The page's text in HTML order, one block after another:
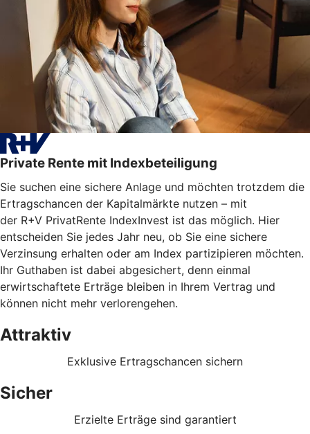
Private Rente mit Indexbeteiligung
Sie suchen eine sichere Anlage und möchten trotzdem die
Ertragschancen der Kapitalmärkte nutzen – mit
der R+V PrivatRente IndexInvest ist das möglich. Hier
entscheiden Sie jedes Jahr neu, ob Sie eine sichere
Verzinsung erhalten oder am Index partizipieren möchten.
Ihr Guthaben ist dabei abgesichert, denn einmal
erwirtschaftete Erträge bleiben in Ihrem Vertrag und
können nicht mehr verlorengehen.
Attraktiv
Exklusive Ertragschancen sichern
Sicher
Erzielte Erträge sind garantiert